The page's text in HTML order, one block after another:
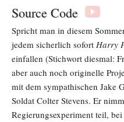
Source Code
Spricht man in diesem
jedem sicherlich sofort Harry
einfallen (Stichwort diesmal:
aber auch noch originelle
mit dem sympathischen Jake
Soldat Colter Stevens. Er
Regierungsexperiment teil,